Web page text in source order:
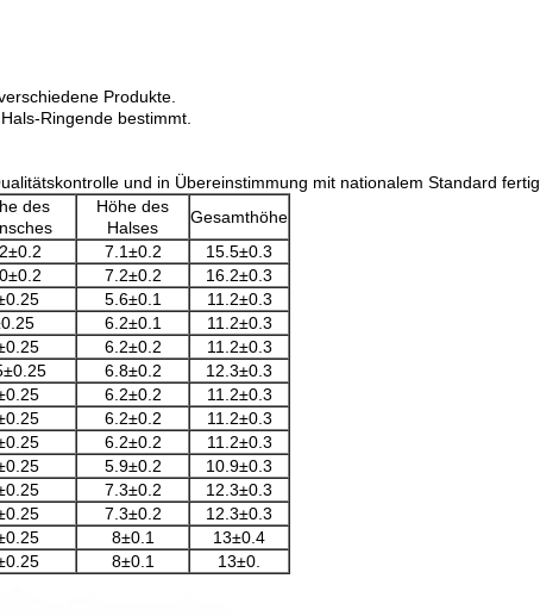
Produkte.
Ringende bestimmt.
und in Übereinstimmung mit nationalem Standard fertig.
des
Höhe des
Halses
Gesamthöhe
7.1±0.2
15.5±0.3
7.2±0.2
16.2±0.3
5.6±0.1
11.2±0.3
6.2±0.1
11.2±0.3
6.2±0.2
11.2±0.3
6.8±0.2
12.3±0.3
6.2±0.2
11.2±0.3
6.2±0.2
11.2±0.3
6.2±0.2
11.2±0.3
5.9±0.2
10.9±0.3
7.3±0.2
12.3±0.3
7.3±0.2
12.3±0.3
8±0.1
13±0.4
8±0.1 13±0.